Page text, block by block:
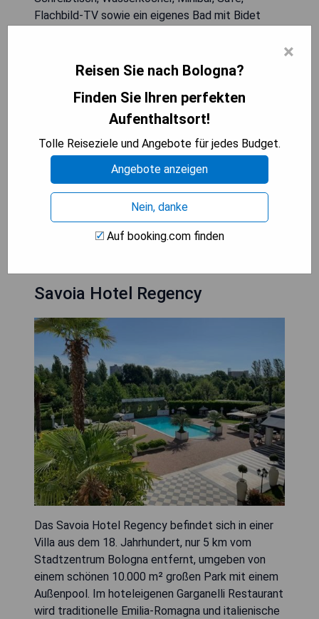
Flachbild-TV sowie ein eigenes Bad mit Bidet
ausgestattet. Das Hotel serviert ein Buffet- oder
- Zentrale Lage in Bologna
- Klimatisierte Zimmer für optimalen Komfort
- Vielseitige Frühstücksoptionen
- Private Parkmöglichkeiten vor Ort
PREISE ANZEIGEN
Savoia Hotel Regency
Das Savoia Hotel Regency befindet sich in einer
Villa aus dem 18. Jahrhundert, nur 5 km vom
Stadtzentrum Bologna entfernt, umgeben von
einem schönen 10.000 m² großen Park mit einem
Außenpool. Im hoteleigenen Garganelli Restaurant
wird traditionelle Emilia-Romagna und italienische
×
Reisen Sie nach Bologna?
Finden Sie Ihren perfekten
Aufenthaltsort!
Tolle Reiseziele und Angebote für jedes Budget.
Angebote anzeigen
Nein, danke
Auf booking.com finden